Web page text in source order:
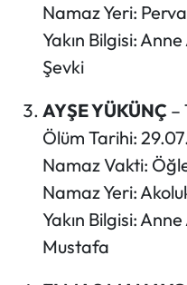
Namaz Yeri:
Yakın Bilgisi:
Şevki
AYŞE YÜKÜNÇ–
Ölüm Tarihi:
Namaz Vakti:
Namaz Yeri:
Yakın Bilgisi:
Mustafa